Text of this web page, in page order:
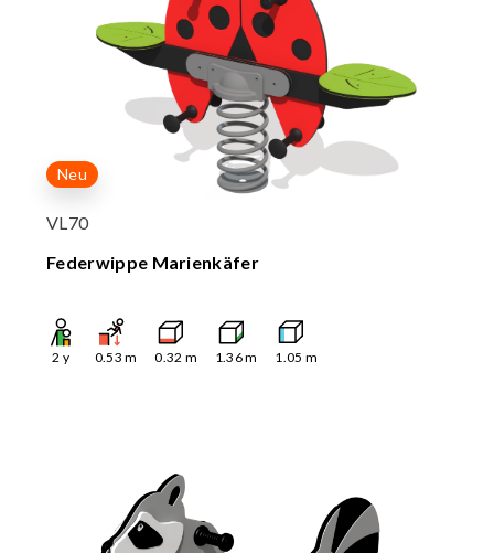
Neu
VL70
Federwippe Marienkäfer
2 y 0.53 m 0.32 m 1.36m 1.05 m